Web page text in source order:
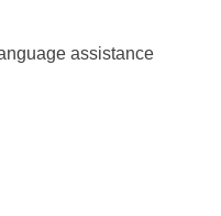
assistance